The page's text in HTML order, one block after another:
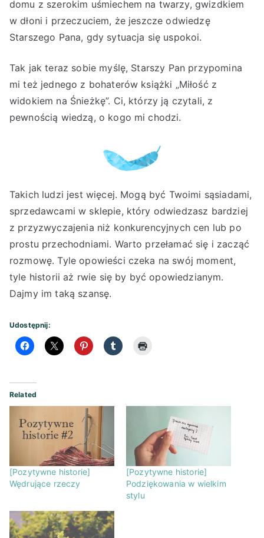
domu z szerokim uśmiechem na twarzy, gwizdkiem
w dłoni i przeczuciem, że jeszcze odwiedzę
Starszego Pana, gdy sytuacja się uspokoi.
Tak jak teraz sobie myślę, Starszy Pan przypomina
mi też jednego z bohaterów książki „Miłość z
widokiem na Śnieżkę”. Ci, którzy ją czytali, z
pewnością wiedzą, o kogo mi chodzi.
Takich ludzi jest więcej. Mogą być Twoimi sąsiadami,
sprzedawcami w sklepie, który odwiedzasz bardziej
z przyzwyczajenia niż konkurencyjnych cen lub po
prostu przechodniami. Warto przełamać się i zacząć
rozmowę. Tyle opowieści czeka na swój moment,
tyle historii aż rwie się by być opowiedzianym.
Dajmy im taką szansę.
Udostępnij:
Related
[Pozytywne historie]
Wędrujące rzeczy
[Pozytywne historie]
Podziękowania w wielkim
stylu